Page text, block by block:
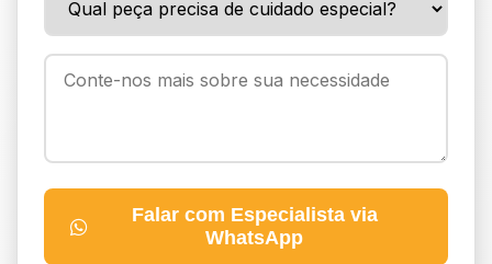
Falar com Especialista via
WhatsApp